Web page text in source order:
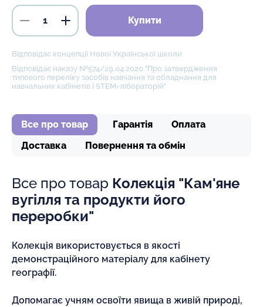
Купити
Відповідає концепції Нової Української школи
Відповідає наказу №574/29.04.2020 "Про затвердження
типового переліку засобів навчання та обладнання для
навчальних кабінетів і STEM-лібораторій"
Все про товар Гарантія
Оплата
Доставка
Повернення та обмін
Все про товар Колекція "Кам'яне
вугілля та продукти його
переробки"
Колекція використовується в якості
демонстраційного матеріалу для кабінету
географії.
Допомагає учням освоїти явища в живій природі,